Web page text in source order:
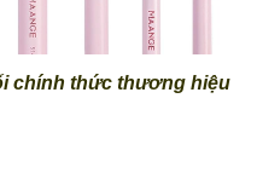
chính thức thương hiệu